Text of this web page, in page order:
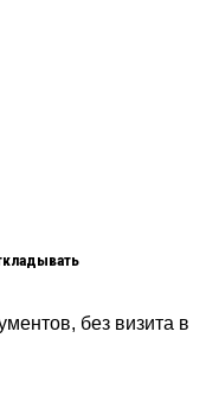
без визита в